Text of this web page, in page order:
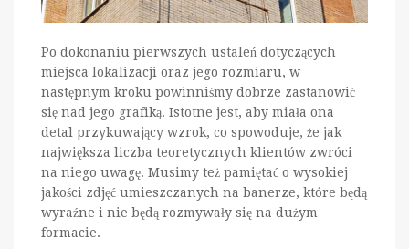
Po dokonaniu pierwszych ustaleń dotyczących
miejsca lokalizacji oraz jego rozmiaru, w
następnym kroku powinniśmy dobrze zastanowić
się nad jego grafiką. Istotne jest, aby miała ona
detal przykuwający wzrok, co spowoduje, że jak
największa liczba teoretycznych klientów zwróci
na niego uwagę. Musimy też pamiętać o wysokiej
jakości zdjęć umieszczanych na banerze, które będą
wyraźne i nie będą rozmywały się na dużym
formacie.